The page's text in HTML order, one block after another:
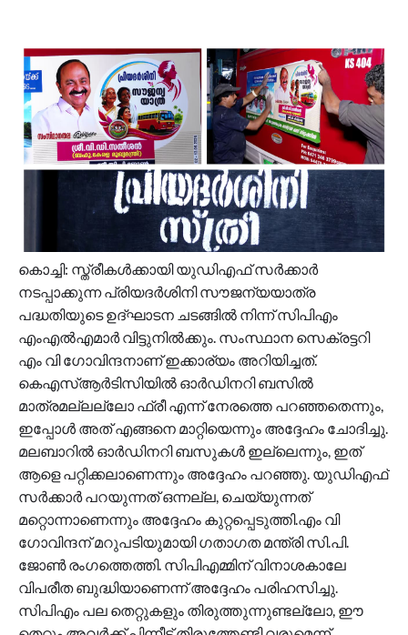
കൊച്ചി: സ്ത്രീകള്‍ക്കായി യുഡിഎഫ് സര്‍ക്കാര്‍
നടപ്പാക്കുന്ന പ്രിയദര്‍ശിനി സൗജന്യയാത്ര
പദ്ധതിയുടെ ഉദ്ഘാടന ചടങ്ങില്‍ നിന്ന് സിപിഎം
എംഎല്‍എമാര്‍ വിട്ടുനിൽക്കും. സംസ്ഥാന സെക്രട്ടറി
എം വി ഗോവിന്ദനാണ് ഇക്കാര്യം അറിയിച്ചത്.
കെഎസ്ആർടിസിയിൽ ഓർഡിനറി ബസിൽ
മാത്രമല്ലല്ലോ ഫ്രീ എന്ന് നേരത്തെ പറഞ്ഞതെന്നും,
ഇപ്പോൾ അത് എങ്ങനെ മാറ്റിയെന്നും അദ്ദേഹം ചോദിച്ചു.
മലബാറിൽ ഓർഡിനറി ബസുകൾ ഇല്ലെന്നും, ഇത്
ആളെ പറ്റിക്കലാണെന്നും അദ്ദേഹം പറഞ്ഞു. യുഡിഎഫ്
സർക്കാർ പറയുന്നത് ഒന്നല്ല, ചെയ്യുന്നത്
മറ്റൊന്നാണെന്നും അദ്ദേഹം കുറ്റപ്പെടുത്തി.എം വി
ഗോവിന്ദന് മറുപടിയുമായി ഗതാഗത മന്ത്രി സി.പി.
ജോൺ രംഗത്തെത്തി. സിപിഎമ്മിന് വിനാശകാലേ
വിപരീത ബുദ്ധിയാണെന്ന് അദ്ദേഹം പരിഹസിച്ചു.
സിപിഎം പല തെറ്റുകളും തിരുത്തുന്നുണ്ടല്ലോ, ഈ